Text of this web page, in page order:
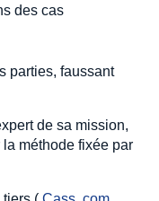
des cas
parties, faussant
de sa mission,
méthode fixée par